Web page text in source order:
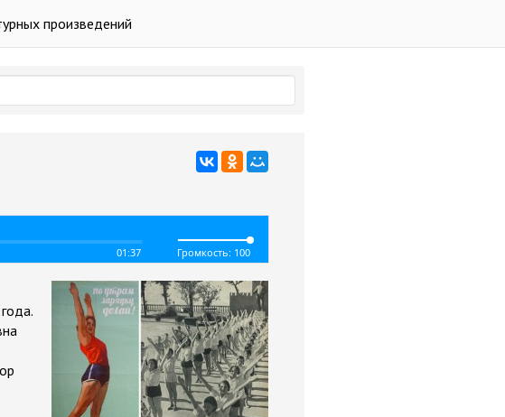
произведений
01:37 Громкость: 100